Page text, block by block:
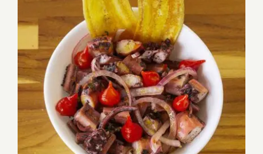
Larger
Image